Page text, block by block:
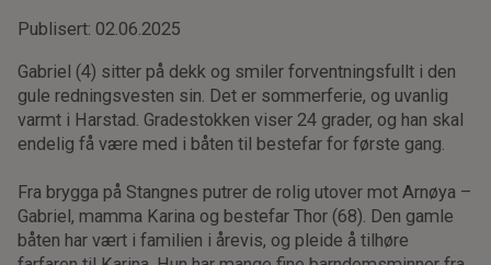
Publisert: 02.06.2025
Gabriel (4) sitter på dekk og smiler forventningsfullt i den
gule redningsvesten sin. Det er sommerferie, og uvanlig
varmt i Harstad. Gradestokken viser 24 grader, og han skal
endelig få være med i båten til bestefar for første gang.
Fra brygga på Stangnes putrer de rolig utover mot Arnøya –
Gabriel, mamma Karina og bestefar Thor (68). Den gamle
båten har vært i familien i årevis, og pleide å tilhøre